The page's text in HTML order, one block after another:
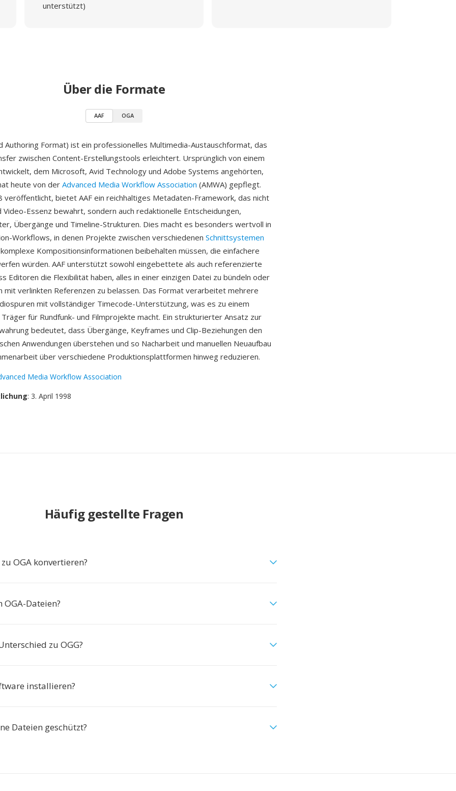
unterstützt)
Über die Formate
AAF OGA
Authoring Format) ist ein professionelles Multimedia-Austauschformat, das
zwischen Content-Erstellungstools erleichtert. Ursprünglich von einem
dem Microsoft, Avid Technology und Adobe Systems angehörten,
heute von der Advanced Media Workflow Association (AMWA) gepflegt.
veröffentlicht, bietet AAF ein reichhaltiges Metadaten-Framework, das nicht
Video-Essenz bewahrt, sondern auch redaktionelle Entscheidungen,
Übergänge und Timeline-Strukturen. Dies macht es besonders wertvoll in
Workflows, in denen Projekte zwischen verschiedenen Schnittsystemen
Kompositionsinformationen beibehalten müssen, die einfachere
würden. AAF unterstützt sowohl eingebettete als auch referenzierte
Editoren die Flexibilität haben, alles in einer einzigen Datei zu bündeln oder
mit verlinkten Referenzen zu belassen. Das Format verarbeitet mehrere
mit vollständiger Timecode-Unterstützung, was es zu einem
für Rundfunk- und Filmprojekte macht. Ein strukturierter Ansatz zur
bedeutet, dass Übergänge, Keyframes und Clip-Beziehungen den
Anwendungen überstehen und so Nacharbeit und manuellen Neuaufbau
über verschiedene Produktionsplattformen hinweg reduzieren.
Media Workflow Association
: 3. April 1998
Häufig gestellte Fragen
OGA konvertieren?
OGA-Dateien?
zu OGG?
installieren?
Dateien geschützt?